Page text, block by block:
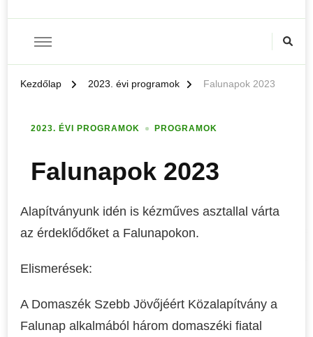
Kezdőlap 2023. évi programok Falunapok 2023
2023. ÉVI PROGRAMOK PROGRAMOK
Falunapok 2023
Alapítványunk idén is kézműves asztallal várta
az érdeklődőket a Falunapokon.
Elismerések:
A Domaszék Szebb Jövőjéért Közalapítvány a
Falunap alkalmából három domaszéki fiatal